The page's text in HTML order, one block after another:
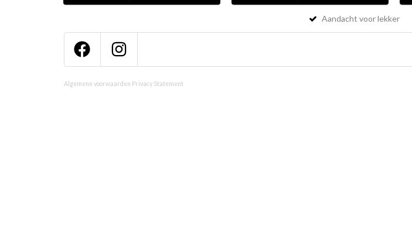
Aandacht voor lekker
Algemene voorwaarden Privacy Statement